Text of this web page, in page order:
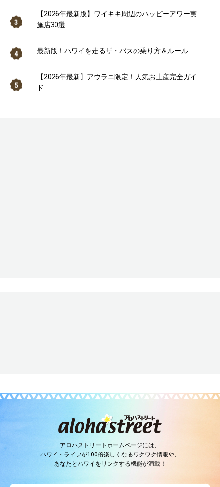
【2026年最新版】ワイキキ周辺のハッピーアワー実
施店30選
最新版！ハワイを走るザ・バスの乗り方＆ルール
【2026年最新】アウラニ限定！人気お土産完全ガイ
ド
アロハストリートホームページには、
ハワイ・ライフが100倍楽しくなるワクワク情報や、
あなたとハワイをリンクする機能が満載！